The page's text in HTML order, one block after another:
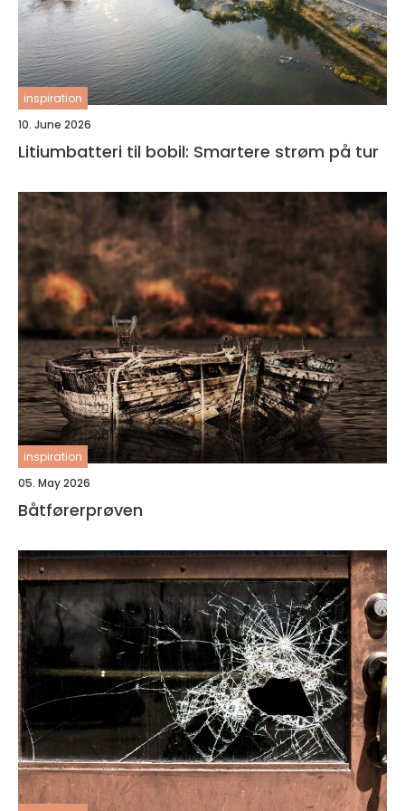
inspiration
10. June 2026
Litiumbatteri til bobil: Smartere strøm på tur
inspiration
05. May 2026
Båtførerprøven